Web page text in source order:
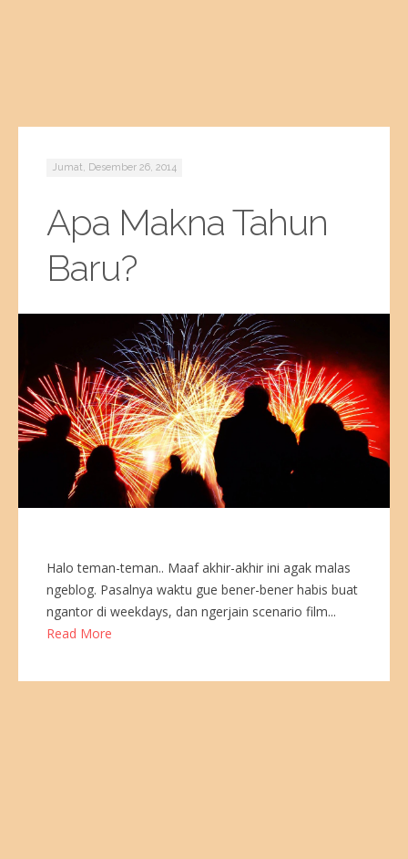
Jumat, Desember 26, 2014
Apa Makna Tahun
Baru?
Halo teman-teman.. Maaf akhir-akhir ini agak malas
ngeblog. Pasalnya waktu gue bener-bener habis buat
ngantor di weekdays, dan ngerjain scenario film...
Read More